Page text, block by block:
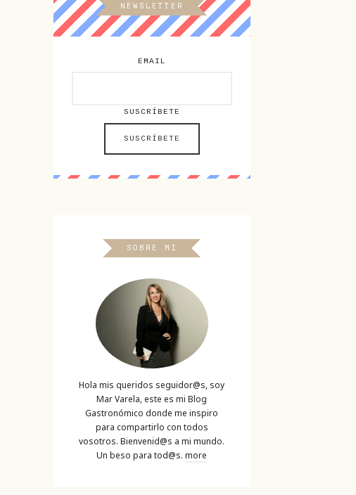
NEWSLETTER
EMAIL
SUSCRÍBETE
SOBRE MI
Hola mis queridos seguidor@s, soy
Mar Varela, este es mi Blog
Gastronómico donde me inspiro
para compartirlo con todos
vosotros. Bienvenid@s a mi mundo.
Un beso para tod@s.more